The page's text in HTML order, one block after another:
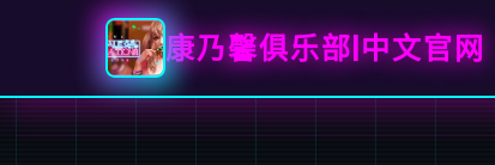
康乃馨俱乐部|中文官网